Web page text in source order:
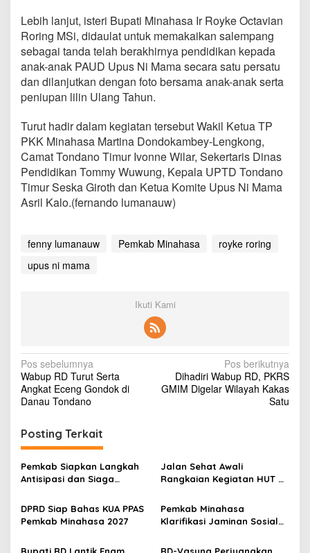
Lebih lanjut, isteri Bupati Minahasa Ir Royke Octavian
Roring MSi, didaulat untuk memakaikan salempang
sebagai tanda telah berakhirnya pendidikan kepada
anak-anak PAUD Upus Ni Mama secara satu persatu
dan dilanjutkan dengan foto bersama anak-anak serta
peniupan lilin Ulang Tahun.
Turut hadir dalam kegiatan tersebut Wakil Ketua TP
PKK Minahasa Martina Dondokambey-Lengkong,
Camat Tondano Timur Ivonne Wilar, Sekertaris Dinas
Pendidikan Tommy Wuwung, Kepala UPTD Tondano
Timur Seska Giroth dan Ketua Komite Upus Ni Mama
Asril Kalo.(fernando lumanauw)
fenny lumanauw Pemkab Minahasa
royke roring
upus ni mama
Ikuti Kami
N
a
v
i
g
a
s
i
p
Pos sebelumnya
Wabup RD Turut Serta
Angkat Eceng Gondok di
Danau Tondano
Pos berikutnya
Dihadiri Wabup RD, PKRS
GMIM Digelar Wilayah Kakas
Satu
Posting Terkait
Pemkab Siapkan Langkah
Antisipasi dan Siaga
Minahasa
Jalan Sehat Awali
Rangkaian Kegiatan HUT RI
DPRD Siap Bahas KUA PPAS
Pemkab Minahasa 2027
Pemkab Minahasa
Klarifikasi Jaminan Sosial
Dijamin, Implementasi